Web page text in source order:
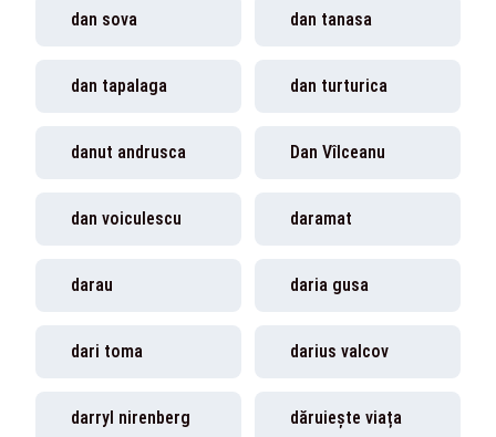
dan sova dan tanasa
dan tapalaga dan turturica
danut andrusca Dan Vîlceanu
dan voiculescu daramat
darau daria gusa
dari toma darius valcov
darryl nirenberg dăruiește viața